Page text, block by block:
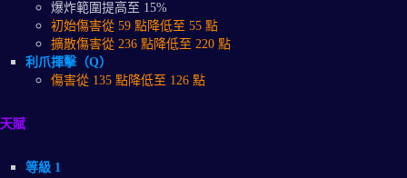
爆炸範圍提高至 15%
初始傷害從 59 點降低至 55 點
擴散傷害從 236 點降低至 220 點
利爪揮擊（Q）
傷害從 135 點降低至 126 點
天賦
等級 1